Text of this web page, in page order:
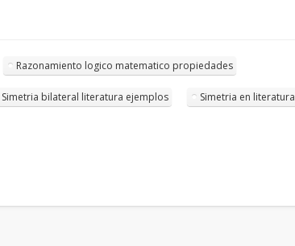
Razonamiento logico matematico propiedades
Simetria bilateral literatura ejemplos Simetria en literatura